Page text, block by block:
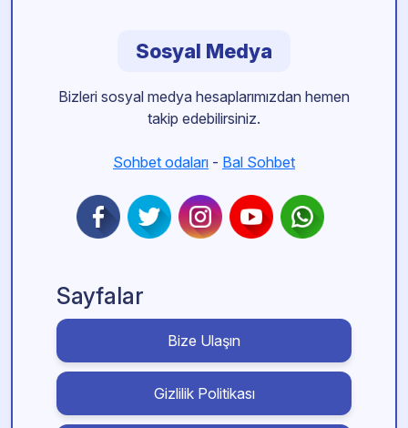
Sosyal Medya
Bizleri sosyal medya hesaplarımızdan hemen
takip edebilirsiniz.
Sohbet odaları - Bal Sohbet
Sayfalar
Bize Ulaşın
Gizlilik Politikası